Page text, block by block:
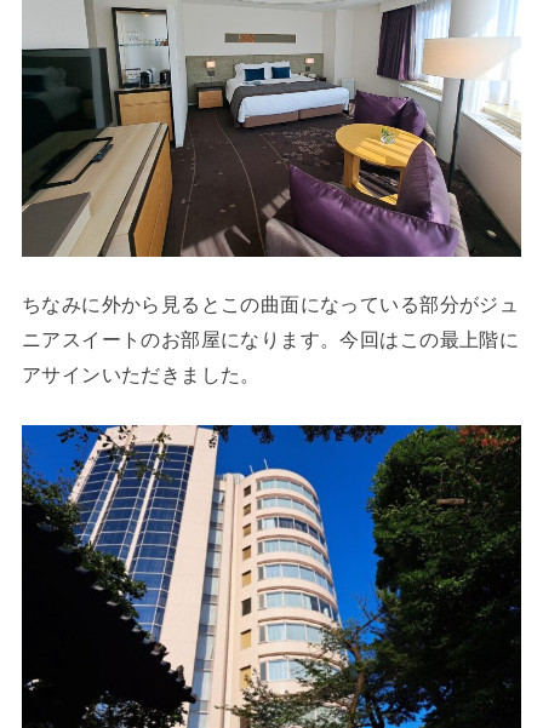
ちなみに外から見るとこの曲面になっている部分がジュ
ニアスイートのお部屋になります。今回はこの最上階に
アサインいただきました。